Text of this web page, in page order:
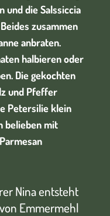
und die Salssiccia
zusammen
anbraten.
halbieren oder
Die gekochten
und Pfeffer
Petersilie klein
belieben mit
Nina entsteht
Emmermehl